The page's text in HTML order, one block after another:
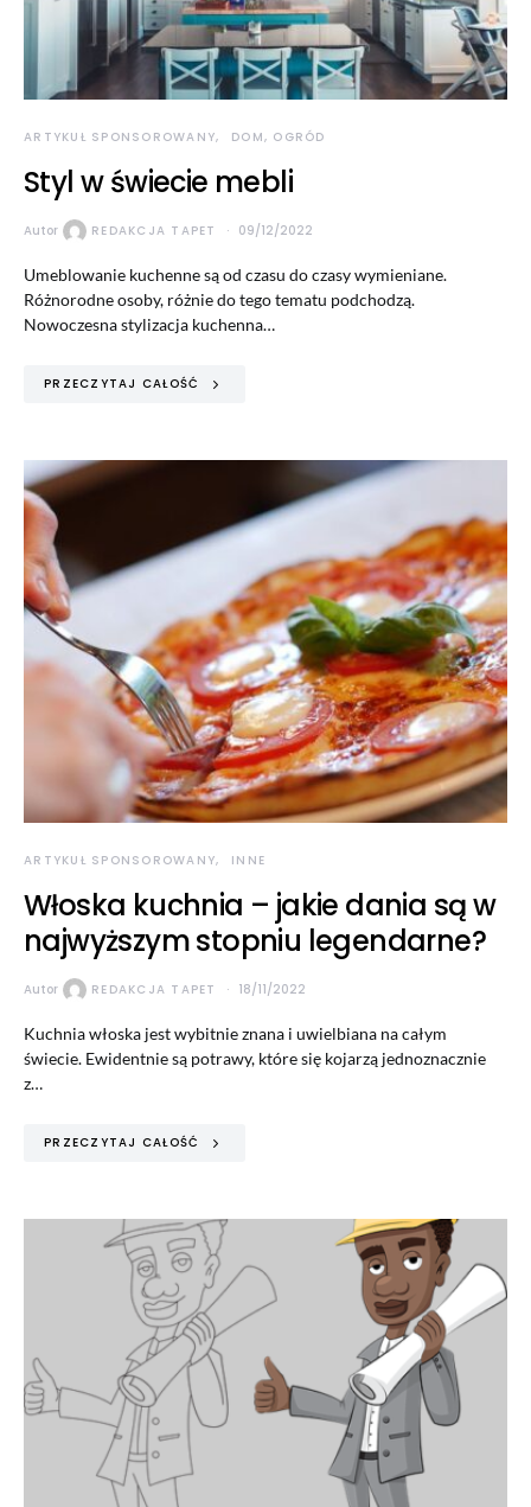
ARTYKUŁ SPONSOROWANY DOM, OGRÓD
Styl w świecie mebli
Autor REDAKCJA TAPET 09/12/2022
Umeblowanie kuchenne są od czasu do czasy wymieniane.
Różnorodne osoby, różnie do tego tematu podchodzą.
Nowoczesna stylizacja kuchenna…
PRZECZYTAJ CAŁOŚĆ
ARTYKUŁ SPONSOROWANY INNE
Włoska kuchnia – jakie dania są w
najwyższym stopniu legendarne?
Autor REDAKCJA TAPET 18/11/2022
Kuchnia włoska jest wybitnie znana i uwielbiana na całym
świecie. Ewidentnie są potrawy, które się kojarzą jednoznacznie
z…
PRZECZYTAJ CAŁOŚĆ